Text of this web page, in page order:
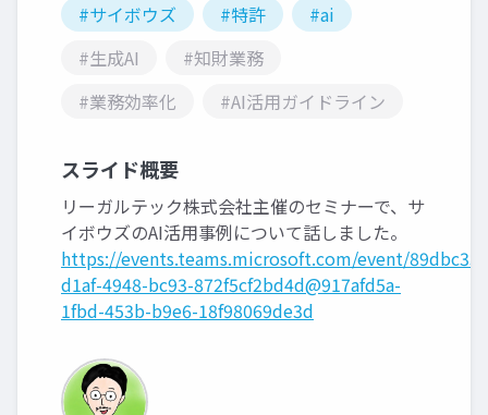
#サイボウズ #特許
#ai
#生成AI
#知財業務
#業務効率化
#AI活用ガイドライン
スライド概要
リーガルテック株式会社主催のセミナーで、サ
イボウズのAI活用事例について話しました。
https://events.teams.microsoft.com/event/
d1af-4948-bc93-872f5cf2bd4d@917afd5a-
1fbd-453b-b9e6-18f98069de3d